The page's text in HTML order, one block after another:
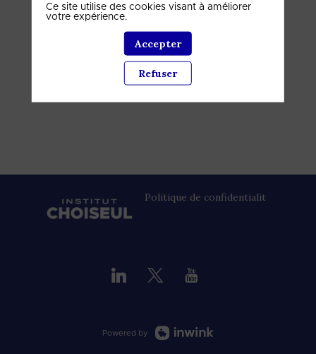
Politique de confidentialité
Powered by
Ce site utilise des cookies visant à améliorer
votre expérience.
Accepter
Refuser